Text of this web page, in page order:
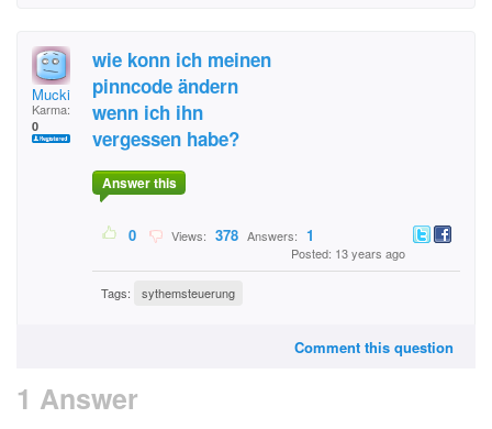
Mucki
Karma:
0
wie konn ich meinen
pinncode ändern
wenn ich ihn
vergessen habe?
Answer this
0 Views: 378 Answers: 1
Posted: 13 years ago
Tags: sythemsteuerung
Comment this question
1 Answer